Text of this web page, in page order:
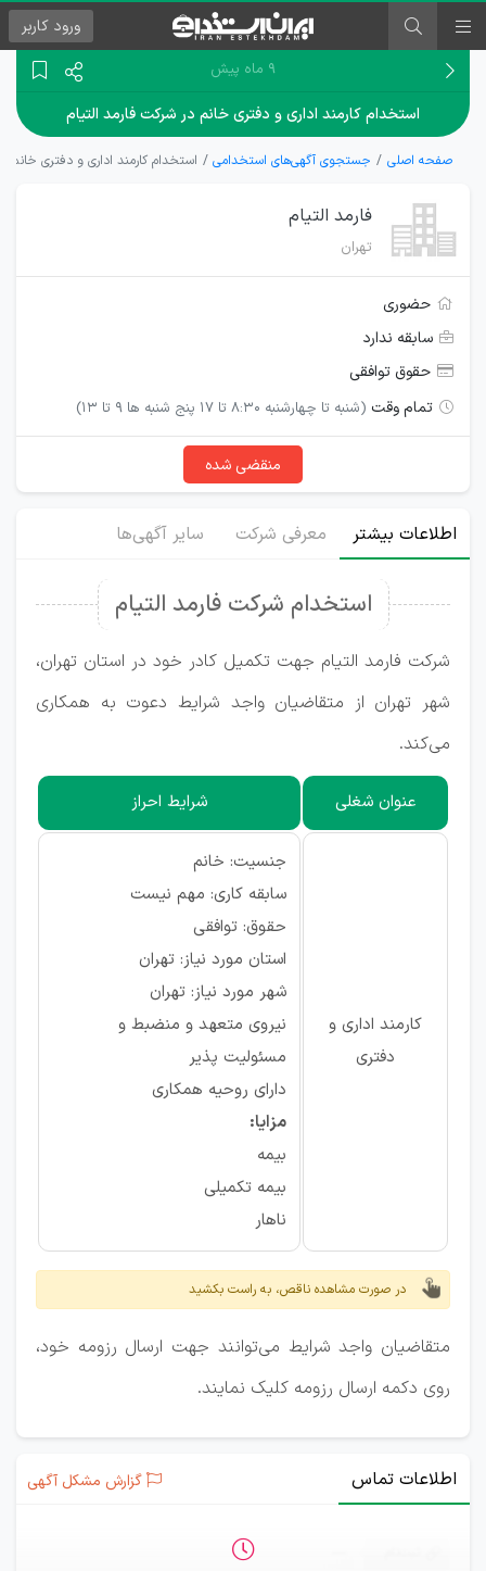
ورود کاربر
۹ ماه پیش
استخدام کارمند اداری و دفتری خانم در شرکت فارمد التیام
صفحه اصلی جستجوی آگهی‌های استخدامی استخدام کارمند اداری و دفتری خانم
فارمد التیام
تهران
حضوری
سابقه ندارد
حقوق توافقی
تمام وقت (شنبه تا چهارشنبه 8:30 تا 17 پنج شنبه ها 9 تا 13)
منقضی شده
اطلاعات بیشتر معرفی شرکت سایر آگهی‌ها
استخدام شرکت فارمد التیام
شرکت فارمد التیام جهت تکمیل کادر خود در استان تهران،
شهر تهران از متقاضیان واجد شرایط دعوت به همکاری
می‌کند.
عنوان شغلی شرایط احراز
کارمند اداری و
دفتری
جنسیت: خانم
سابقه کاری: مهم نیست
حقوق: توافقی
استان مورد نیاز: تهران
شهر مورد نیاز: تهران
نیروی متعهد و منضبط و
مسئولیت پذیر
دارای روحیه همکاری
مزایا:
بیمه
بیمه تکمیلی
ناهار
در صورت مشاهده ناقص، به راست بکشید
متقاضیان واجد شرایط می‌توانند جهت ارسال رزومه خود،
روی دکمه ارسال رزومه کلیک نمایند.
اطلاعات تماس گزارش مشکل آگهی